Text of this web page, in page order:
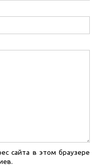
сайта в этом браузере